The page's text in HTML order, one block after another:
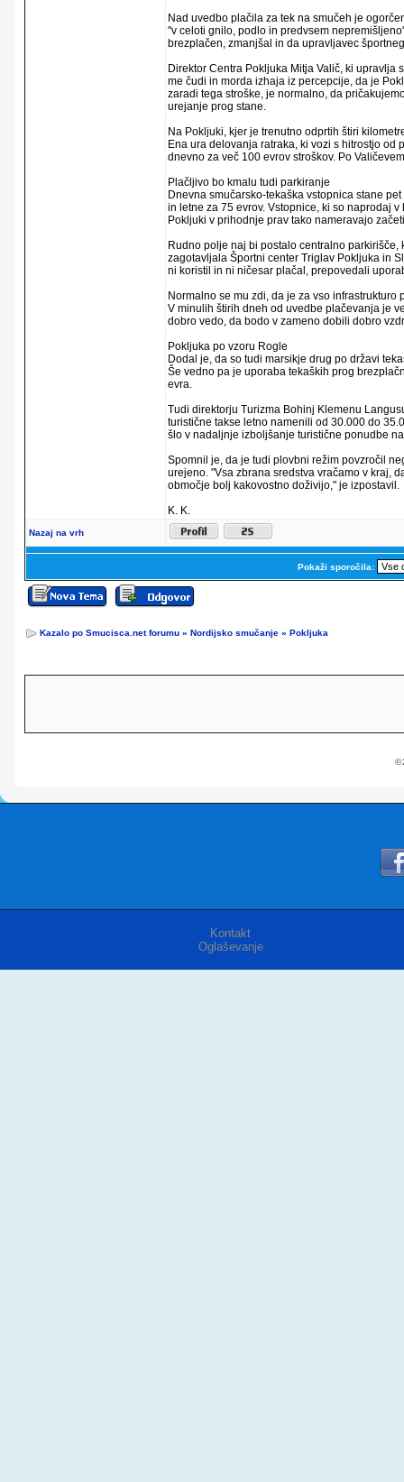
Nad uvedbo plačila za tek na smučeh je
"v celoti gnilo, podlo in predvsem
brezplačen, zmanjšal in da upravljavec
Direktor Centra Pokljuka Mitja Valič, ki
me čudi in morda izhaja iz percepcije, da je
zaradi tega stroške, je normalno, da
urejanje prog stane.
Na Pokljuki, kjer je trenutno odprtih štiri
Ena ura delovanja ratraka, ki vozi s hitrostjo od
dnevno za več 100 evrov stroškov. Po
Plačljivo bo kmalu tudi parkiranje
Dnevna smučarsko-tekaška vstopnica stane
in letne za 75 evrov. Vstopnice, ki so naprodaj
Pokljuki v prihodnje prav tako nameravajo
Rudno polje naj bi postalo centralno
zagotavljala Športni center Triglav Pokljuka in
ni koristil in ni ničesar plačal, prepovedali
Normalno se mu zdi, da je za vso
V minulih štirih dneh od uvedbe plačevanja je
dobro vedo, da bodo v zameno dobili dobro
Pokljuka po vzoru Rogle
Dodal je, da so tudi marsikje drug po državi
Še vedno pa je uporaba tekaških prog
evra.
Tudi direktorju Turizma Bohinj Klemenu
turistične takse letno namenili od 30.000 do
šlo v nadaljnje izboljšanje turistične ponudbe
Spomnil je, da je tudi plovbni režim povzročil
urejeno. "Vsa zbrana sredstva vračamo v kraj,
območje bolj kakovostno doživijo," je izpostavil.
K. K.
Nazaj na vrh
Pokaži sporočila:
Kazalo po Smucisca.net forumu » Nordijsko smučanje » Pokljuka
©
Kontakt
Oglaševanje